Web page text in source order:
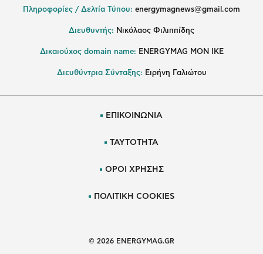
Πληροφορίες / Δελτία Τύπου: energymagnews@gmail.com
Διευθυντής: Νικόλαος Φιλιππίδης
Δικαιούχος domain name: ENERGYMAG ΜΟΝ ΙΚΕ
Διευθύντρια Σύνταξης: Ειρήνη Γαλιώτου
ΕΠΙΚΟΙΝΩΝΙΑ
ΤΑΥΤΟΤΗΤΑ
ΟΡΟΙ ΧΡΗΣΗΣ
ΠΟΛΙΤΙΚΗ COOKIES
© 2026 ENERGYMAG.GR